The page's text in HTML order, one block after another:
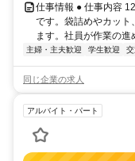
仕事情報 ● 仕事内容
です。袋詰めやカット
ます。社員が作業の
主婦・主夫歓迎 学生歓迎
同じ企業の求人
アルバイト・パート